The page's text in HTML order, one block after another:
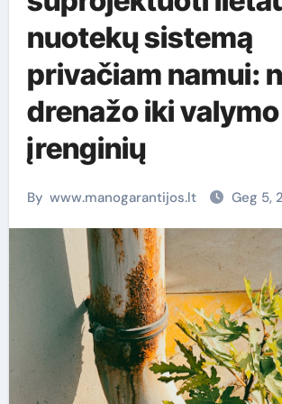
nuotekų sistemą
privačiam namui:
drenažo iki valymo
įrenginių
By www.manogarantijos.lt Geg 5,